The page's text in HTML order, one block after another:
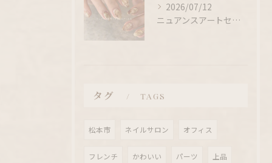
2026/07/12
ニュアンスアートセミナー受けてみたいという方、、
タグ TAGS
松本市 ネイルサロン オフィス
フレンチ かわいい パーツ 上品